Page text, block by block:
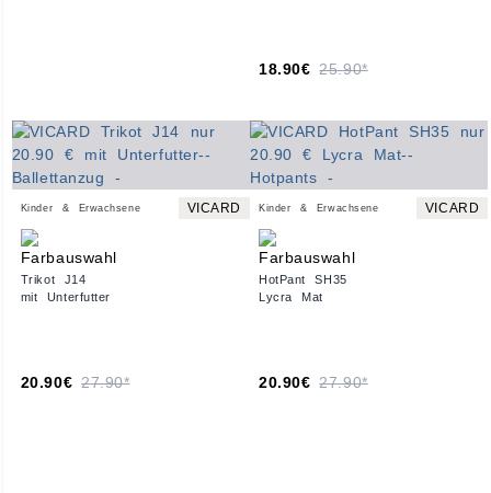
18.90€ 25.90*
Kinder & Erwachsene VICARD
Trikot J14
mit Unterfutter
20.90€ 27.90*
Kinder & Erwachsene VICARD
HotPant SH35
Lycra Mat
20.90€ 27.90*